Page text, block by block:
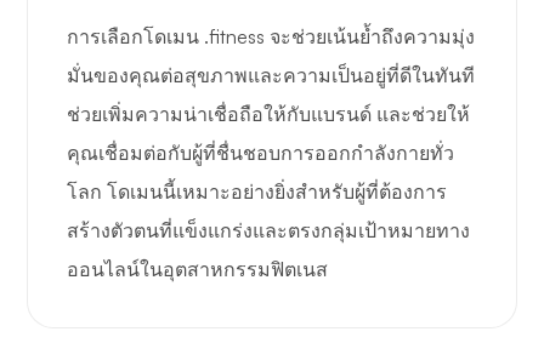
การเลือกโดเมน .fitness จะช่วยเน้นย้ำถึงความมุ่ง
มั่นของคุณต่อสุขภาพและความเป็นอยู่ที่ดีในทันที
ช่วยเพิ่มความน่าเชื่อถือให้กับแบรนด์ และช่วยให้
คุณเชื่อมต่อกับผู้ที่ชื่นชอบการออกกำลังกายทั่ว
โลก โดเมนนี้เหมาะอย่างยิ่งสำหรับผู้ที่ต้องการ
สร้างตัวตนที่แข็งแกร่งและตรงกลุ่มเป้าหมายทาง
ออนไลน์ในอุตสาหกรรมฟิตเนส